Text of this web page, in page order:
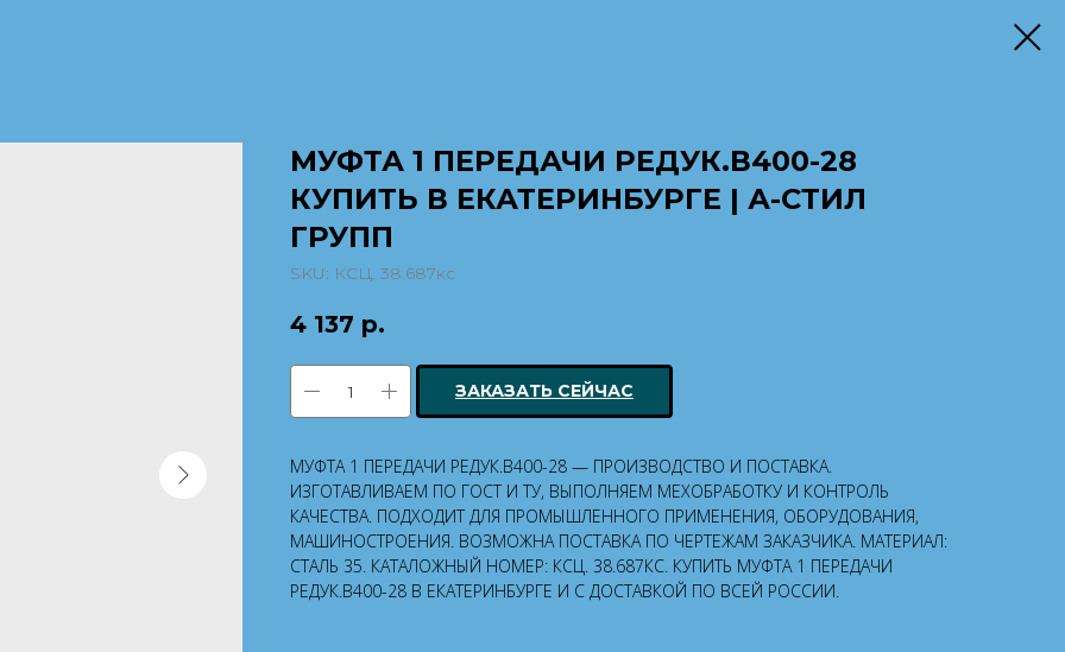
МУФТА 1 ПЕРЕДАЧИ РЕДУК.В400-28
КУПИТЬ В ЕКАТЕРИНБУРГЕ | А-СТИЛ
ГРУПП
SKU: КСЦ. 38.687кс
4 137 р.
ЗАКАЗАТЬ СЕЙЧАС
МУФТА 1 ПЕРЕДАЧИ РЕДУК.В400-28 — ПРОИЗВОДСТВО И ПОСТАВКА.
ИЗГОТАВЛИВАЕМ ПО ГОСТ И ТУ, ВЫПОЛНЯЕМ МЕХОБРАБОТКУ И КОНТРОЛЬ
КАЧЕСТВА. ПОДХОДИТ ДЛЯ ПРОМЫШЛЕННОГО ПРИМЕНЕНИЯ, ОБОРУДОВАНИЯ,
МАШИНОСТРОЕНИЯ. ВОЗМОЖНА ПОСТАВКА ПО ЧЕРТЕЖАМ ЗАКАЗЧИКА. МАТЕРИАЛ:
СТАЛЬ 35. КАТАЛОЖНЫЙ НОМЕР: КСЦ. 38.687КС. КУПИТЬ МУФТА 1 ПЕРЕДАЧИ
РЕДУК.В400-28 В ЕКАТЕРИНБУРГЕ И С ДОСТАВКОЙ ПО ВСЕЙ РОССИИ.